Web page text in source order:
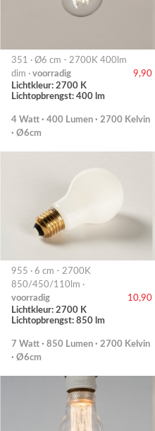
351 · Ø6 cm - 2700K 400lm
dim · voorradig
9,90
Lichtkleur: 2700 K
Lichtopbrengst: 400 lm
4 Watt · 400 Lumen · 2700 Kelvin
· Ø6cm
955 · 6 cm - 2700K
850/450/110lm ·
voorradig
10,90
Lichtkleur: 2700 K
Lichtopbrengst: 850 lm
7 Watt · 850 Lumen · 2700 Kelvin
· Ø6cm